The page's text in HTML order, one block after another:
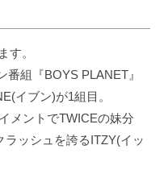
す。
組『BOYS PLANET』
イブン)が1組目。
メントでTWICEの妹分
ッシュを誇るITZY(イッ